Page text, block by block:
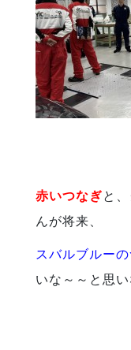
赤いつなぎと、
んが将来、
スバルブルー
いな～～と思